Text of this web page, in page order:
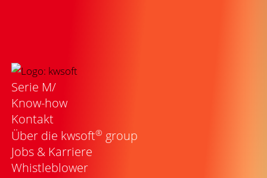
Serie M/
Know-how
Kontakt
Über die kwsoft® group
Jobs & Karriere
Whistleblower